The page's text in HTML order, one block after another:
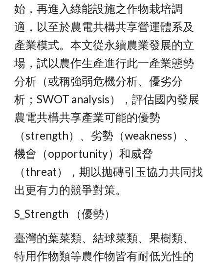
始，再進入綠能設施之作物栽培調
適，以至於農電共構共享營運體系及
產業模式。本文從永續農業發展的立
場，試以農作生產進行此一產業態勢
分析（或稱強弱危機分析、優劣分
析；SWOT analysis），評估國內發展
農電共構共享產業可能的優勢
（strength）、劣勢（weakness）、
機會（opportunity）和威脅
（threat），期以拋磚引玉協力共同找
出更有力的競爭對策。
S_Strength （優勢）
臺灣的葉菜類、結球菜類、果樹類、
特用作物類等農作物皆有耐低光性的